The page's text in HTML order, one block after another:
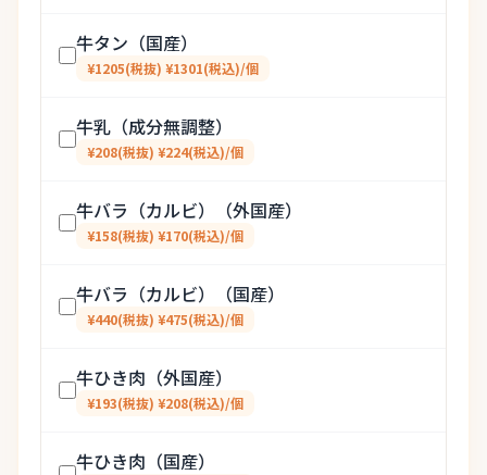
牛タン（国産）
¥1205(税抜) ¥1301(税込)/個
牛乳（成分無調整）
¥208(税抜) ¥224(税込)/個
牛バラ（カルビ）（外国産）
¥158(税抜) ¥170(税込)/個
牛バラ（カルビ）（国産）
¥440(税抜) ¥475(税込)/個
牛ひき肉（外国産）
¥193(税抜) ¥208(税込)/個
牛ひき肉（国産）